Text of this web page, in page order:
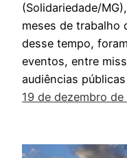
(Solidariedade/
meses de
desse tempo,
eventos, entre
audiências
19 de dezembro